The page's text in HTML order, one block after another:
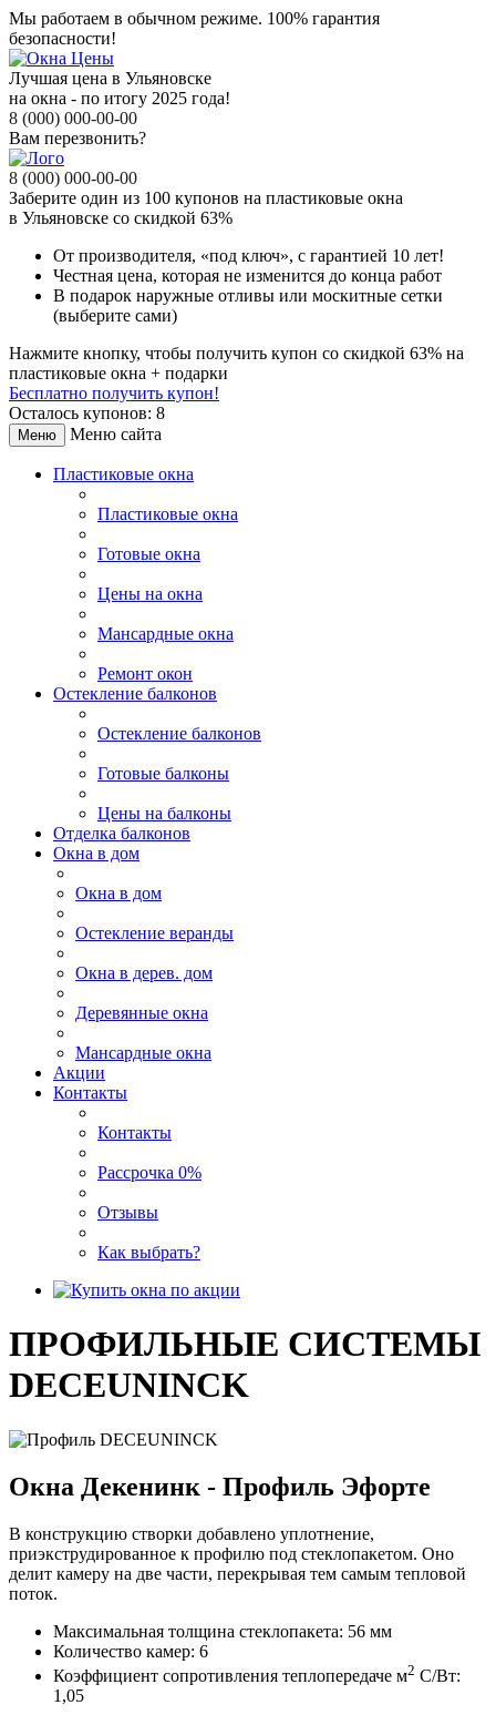
Мы работаем в обычном режиме. 100% гарантия
безопасности!
Лучшая цена в Ульяновске
на окна - по итогу 2025 года!
8 (000) 000-00-00
Вам перезвонить?
8 (000) 000-00-00
Заберите один из 100 купонов на пластиковые окна
в Ульяновске со скидкой 63%
От производителя, «под ключ», с гарантией 10 лет!
Честная цена, которая не изменится до конца работ
В подарок наружные отливы или москитные сетки
(выберите сами)
Нажмите кнопку, чтобы получить купон со скидкой 63% на
пластиковые окна + подарки
Бесплатно получить купон!
Осталось купонов: 8
Меню Меню сайта
Пластиковые окна
Пластиковые окна
Готовые окна
Цены на окна
Мансардные окна
Ремонт окон
Остекление балконов
Остекление балконов
Готовые балконы
Цены на балконы
Отделка балконов
Окна в дом
Окна в дом
Остекление веранды
Окна в дерев. дом
Деревянные окна
Мансардные окна
Акции
Контакты
Контакты
Рассрочка 0%
Отзывы
Как выбрать?
ПРОФИЛЬНЫЕ СИСТЕМЫ
DECEUNINCK
Окна Декенинк - Профиль Эфорте
В конструкцию створки добавлено уплотнение,
приэкструдированное к профилю под стеклопакетом. Оно
делит камеру на две части, перекрывая тем самым тепловой
поток.
Максимальная толщина стеклопакета: 56 мм
Количество камер: 6
Коэффициент сопротивления теплопередаче м2 C/Вт:
1,05